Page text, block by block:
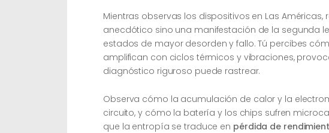
Mientras observas los dispositivos en Las
anecdótico sino una manifestación de la segunda
estados de mayor desorden y fallo. Tú percibes
amplifican con ciclos térmicos y vibraciones,
diagnóstico riguroso puede rastrear.
Observa cómo la acumulación de calor y la
circuito, y cómo la batería y los chips sufren
que la entropía se traduce en pérdida de